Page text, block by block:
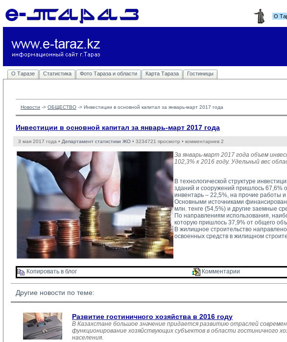
О
О Таразе Статистика Фото Тараза и области Карта Тараза Гостиницы
Новости -> ОБЩЕСТВО -> Инвестиции в основной капитал за январь-март 2017 года
Инвестиции в основной капитал за январь-март 2017 года
3 мая 2017 года • Департамент статистики ЖО • 3234721 просмотр • комментариев 2
За январь-март 2017 года объем
102,3% к 2016 году. Удельный вес
В технологической структуре
зданий и сооружений пришлось 67,6%
инвентарь – 22,5%, на прочие работы
Основными источниками
млн. тенге (54,5%) и другие заемные
По направлениям использования,
которую пришлось 37,9% от общего
В жилищное строительство
освоенных средств в жилищном
Копировать в блог Комментарии
Другие новости по теме:
Развитие гостиничного хозяйства в 2016 году
В Казахстане большое значение придается развитию отраслей
функционирование хозяйствующих субъектов в области гостиничного
населения.